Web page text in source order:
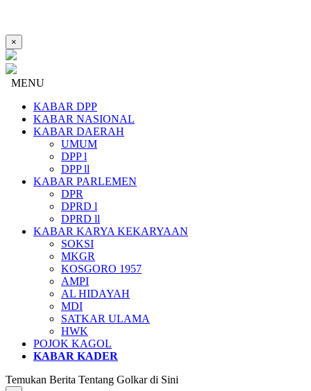
×
MENU
KABAR DPP
KABAR NASIONAL
KABAR DAERAH
UMUM
DPP l
DPP ll
KABAR PARLEMEN
DPR
DPRD l
DPRD ll
KABAR KARYA KEKARYAAN
SOKSI
MKGR
KOSGORO 1957
AMPI
AL HIDAYAH
MDI
SATKAR ULAMA
HWK
POJOK KAGOL
KABAR KADER
Temukan Berita Tentang Golkar di Sini